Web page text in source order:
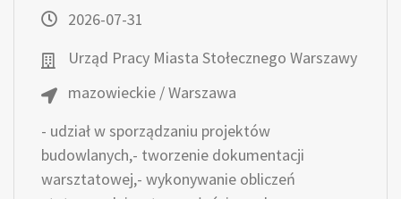
2026-07-31
Urząd Pracy Miasta Stołecznego Warszawy
mazowieckie / Warszawa
- udział w sporządzaniu projektów
budowlanych,- tworzenie dokumentacji
warsztatowej,- wykonywanie obliczeń